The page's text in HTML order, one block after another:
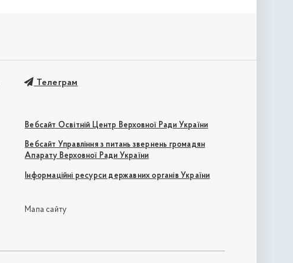
Телеграм
Вебсайт Освітній Центр Верховної Ради України
Вебсайт Управління з питань звернень громадян
Апарату Верховної Ради України
Інформаційні ресурси державних органів України
Мапа сайту